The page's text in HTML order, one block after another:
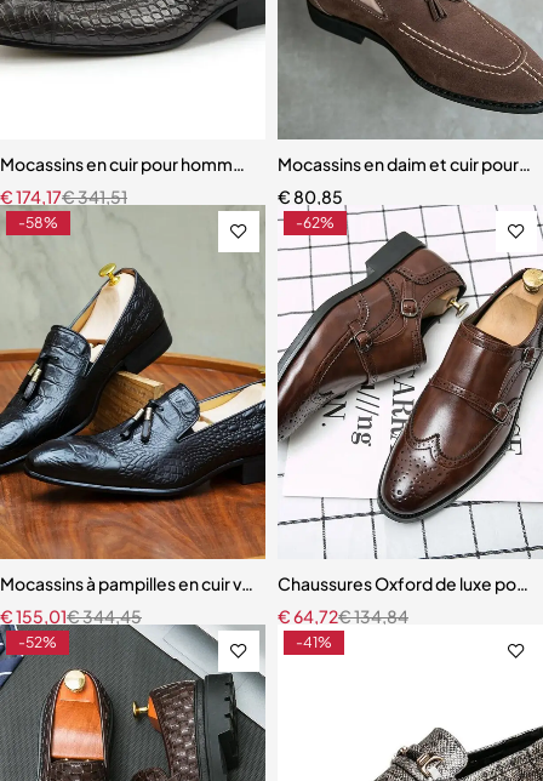
Mocassins en cuir pour hommes chaussures imprimées serpent
€341,51
€174,17
Mocassins en daim et cuir pour
€ 80,85
-58%
Mocassins à pampilles en cuir véritable pour hommes
€344,45
€155,01
-62%
Chaussures Oxford de luxe pour
€134,84
€64,72
-52% -41%